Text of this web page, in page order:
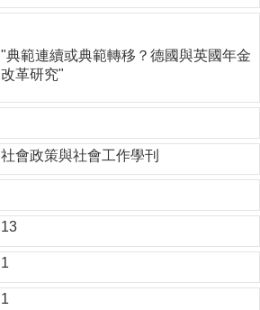
"典範連續或典範轉移？德國與英國年金
改革研究"
社會政策與社會工作學刊
13
1
1